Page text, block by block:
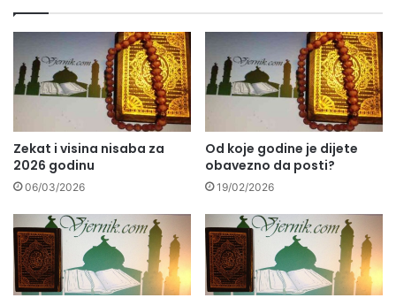
Zekat i visina nisaba za
2026 godinu
06/03/2026
Od koje godine je dijete
obavezno da posti?
19/02/2026